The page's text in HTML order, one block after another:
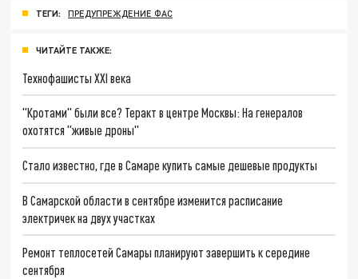
ТЕГИ: ПРЕДУПРЕЖДЕНИЕ ФАС
ЧИТАЙТЕ ТАКЖЕ:
Технофашисты XXI века
"Кротами" были все? Теракт в центре Москвы: На генералов
охотятся "живые дроны"
Стало известно, где в Самаре купить самые дешевые продукты
В Самарской области в сентябре изменится расписание
электричек на двух участках
Ремонт теплосетей Самары планируют завершить к середине
сентября